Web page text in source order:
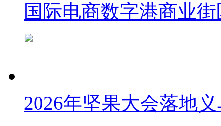
国际电商数字港商业
2026年坚果大会落地